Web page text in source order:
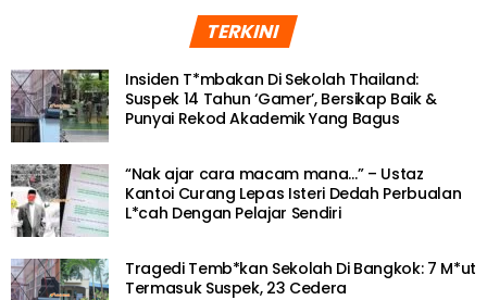
TERKINI
Insiden T*mbakan Di Sekolah Thailand:
Suspek 14 Tahun ‘Gamer’, Bersikap Baik &
Punyai Rekod Akademik Yang Bagus
“Nak ajar cara macam mana…” – Ustaz
Kantoi Curang Lepas Isteri Dedah Perbualan
L*cah Dengan Pelajar Sendiri
Tragedi Temb*kan Sekolah Di Bangkok: 7 M*ut
Termasuk Suspek, 23 Cedera